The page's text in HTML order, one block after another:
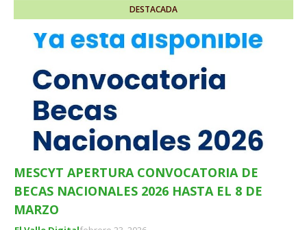
DESTACADA
MESCYT APERTURA CONVOCATORIA DE
BECAS NACIONALES 2026 HASTA EL 8 DE
MARZO